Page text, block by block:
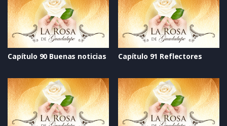
Capítulo 90 Buenas noticias Capítulo 91 Reflectores